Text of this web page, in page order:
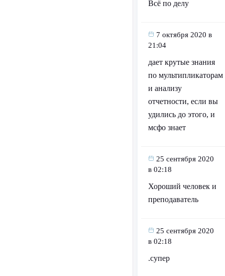
Всё по делу
7 октября 2020 в
21:04
дает крутые знания
по мультипликаторам
и анализу
отчетности, если вы
удились до этого, и
мсфо знает
25 сентября 2020
в 02:18
Хороший человек и
преподаватель
25 сентября 2020
в 02:18
.супер